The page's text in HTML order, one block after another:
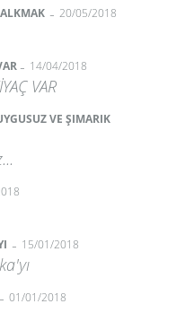
- 20/05/2018
- 14/04/2018
VAR
VE ŞIMARIK
- 15/01/2018
- 01/01/2018